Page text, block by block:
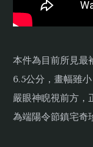
本件為目前所見最
6.5公分，畫幅雖
嚴眼神睨視前方，
為端陽令節鎮宅奇